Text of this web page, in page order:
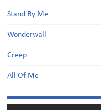
Stand By Me
Wonderwall
Creep
All Of Me